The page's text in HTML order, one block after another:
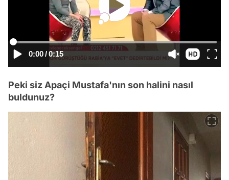
0:00/0:15
Peki siz Apaçi Mustafa'nın son halini nasıl
buldunuz?